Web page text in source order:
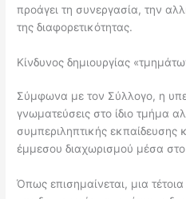
προάγει τη συνεργασία, την
της διαφορετικότητας.
Κίνδυνος δημιουργίας
Σύμφωνα με τον Σύλλογο, η
γνωματεύσεις στο ίδιο τμήμα
συμπεριληπτικής εκπαίδευσης
έμμεσου διαχωρισμού μέσα στο
Όπως επισημαίνεται, μια